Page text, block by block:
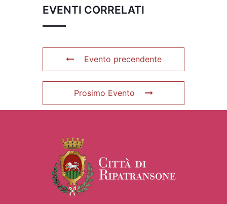
EVENTI CORRELATI
Evento precendente
Prosimo Evento